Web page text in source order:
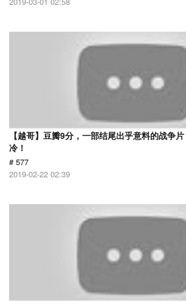
【越哥】豆瓣9分，一部结尾出乎意料的战争
冷！
# 577
2019-02-22 02:39